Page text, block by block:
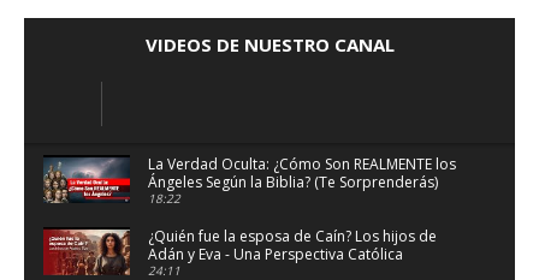
VIDEOS DE NUESTRO CANAL
La Verdad Oculta: ¿Cómo Son REALMENTE los
Ángeles Según la Biblia? (Te Sorprenderás)
18:22
¿Quién fue la esposa de Caín? Los hijos de
Adán y Eva - Una Perspectiva Católica
24:11